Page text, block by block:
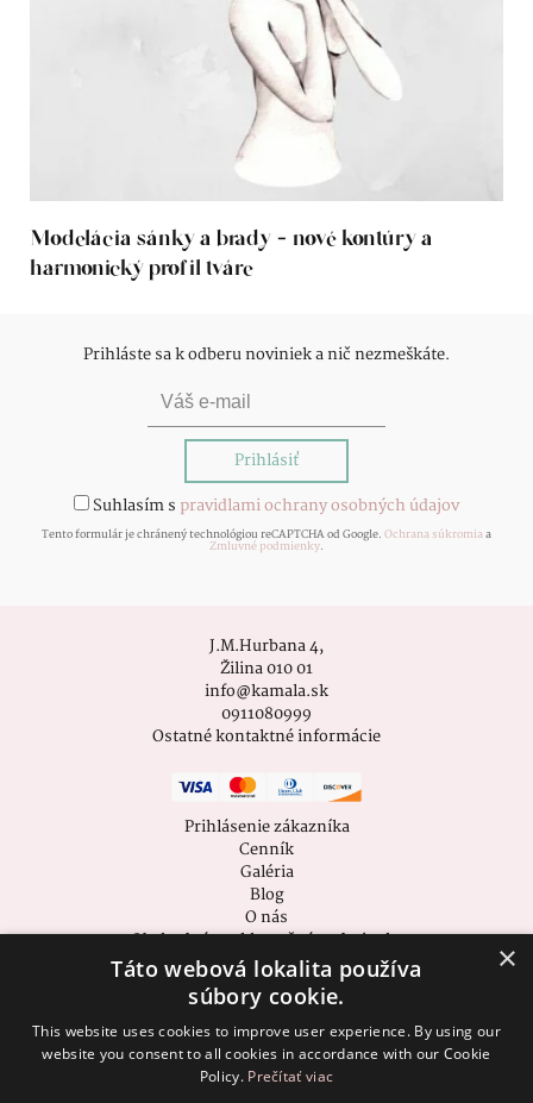
Modelácia sánky a brady - nové kontúry a
harmonický profil tváre
Prihláste sa k odberu noviniek a nič nezmeškáte.
Suhlasím s pravidlami ochrany osobných údajov
Tento formulár je chránený technológiou reCAPTCHA od Google. Ochrana súkromiaa
Zmluvné podmienky.
Prihlásenie zákazníka
Cenník
Galéria
Blog
O nás
Obchodné a reklamačné podmienky
Zásady ochrany osobných údajov
[cookie_settings]
J.M.Hurbana 4,
Žilina 010 01
info@kamala.sk
0911080999
Ostatné kontaktné informácie
×
Táto webová lokalita používa
súbory cookie.
This website uses cookies to improve user experience. By using our
website you consent to all cookies in accordance with our Cookie
Policy. Prečítať viac